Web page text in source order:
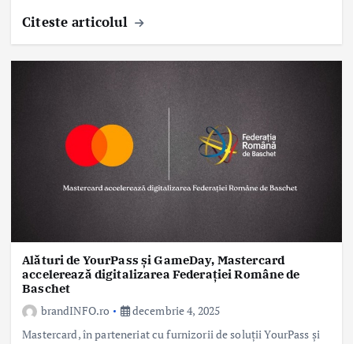
Citeste articolul
Alături de YourPass și GameDay, Mastercard
accelerează digitalizarea Federației Române de
Baschet
brandINFO.ro
decembrie 4, 2025
Mastercard, în parteneriat cu furnizorii de soluții YourPass și